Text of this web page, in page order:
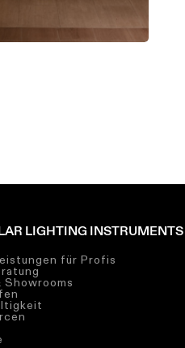
LIGHTING INSTRUMENTS
für Profis
Showrooms